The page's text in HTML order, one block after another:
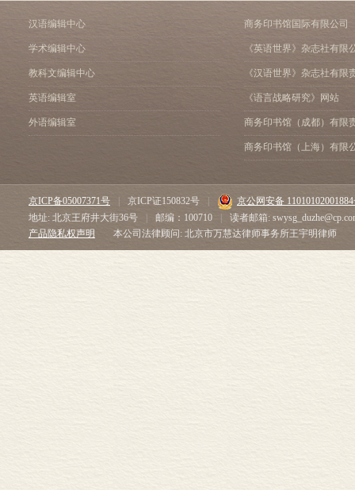
汉语编辑中心
学术编辑中心
教科文编辑中心
英语编辑室
外语编辑室
商务印书馆国际有限公司
《英语世界》杂志社有限
《汉语世界》杂志社有限
《语言战略研究》网站
商务印书馆（成都）有限
商务印书馆（上海）有限
京ICP备05007371号 京ICP证150832号
京公网安备
地址: 北京王府井大街36号
邮编：100710
读者邮箱:
产品隐私权声明
本公司法律顾问: 北京市万慧达律师事务所王宇明律师